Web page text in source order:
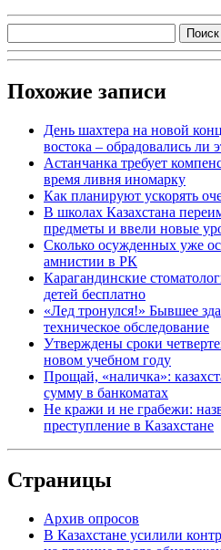
Похожие записи
День шахтера на новой
востока – обрадовались ли
Астанчанка требует
время ливня иномарку
Как планируют ускорять
В школах Казахстана
предметы и ввели новые
Сколько осужденных уже
амнистии в РК
Карагандинские
детей бесплатно
«Лед тронулся!» Бывшее
техническое обследование
Утверждены сроки
новом учебном году
Прощай, «наличка»:
сумму в банкоматах
Не кражи и не грабежи:
преступление в Казахстане
Страницы
Архив опросов
В Казахстане усилили